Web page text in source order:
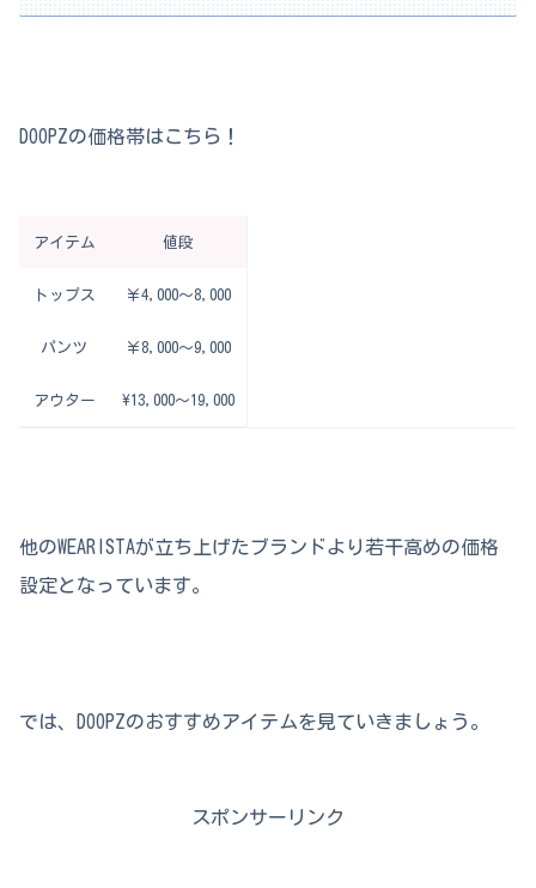
DOOPZの価格帯はこちら！
アイテム 値段
トップス ￥4,000～8,000
パンツ ￥8,000～9,000
アウター \13,000～19,000
他のWEARISTAが立ち上げたブランドより若干高めの価格
設定となっています。
では、DOOPZのおすすめアイテムを見ていきましょう。
スポンサーリンク